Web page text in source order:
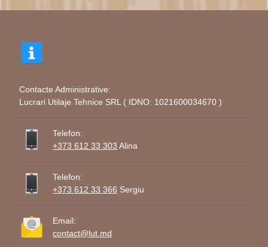
Contacte Administrative:
Lucrari Utilaje Tehnice SRL ( IDNO: 1021600034670 )
Telefon:
+373 612 33 303 Alina
Telefon:
+373 612 33 366 Sergiu
Email:
contact@lut.md